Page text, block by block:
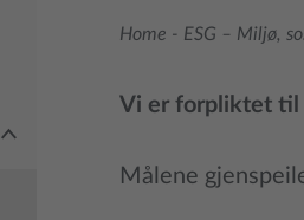
Home - ESG – Miljø,
Vi er forpliktet til
Målene